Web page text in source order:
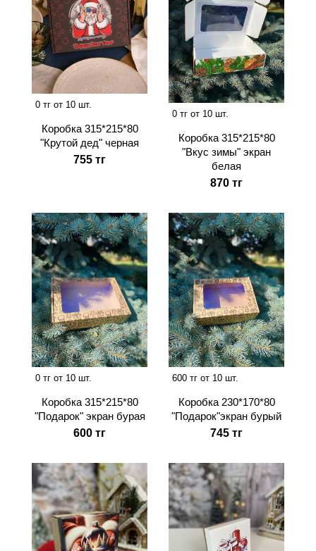
0 тг от 10 шт.
Коробка 315*215*80
"Крутой дед" черная
755 тг
0 тг от 10 шт.
Коробка 315*215*80
"Вкус зимы" экран
белая
870 тг
0 тг от 10 шт.
Коробка 315*215*80
"Подарок" экран бурая
600 тг
600 тг от 10 шт.
Коробка 230*170*80
"Подарок"экран бурый
745 тг